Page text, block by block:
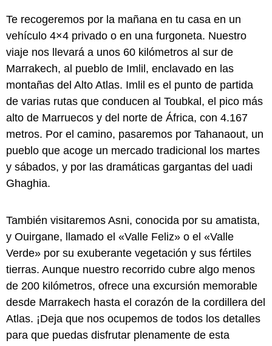
Te recogeremos por la mañana en tu casa en un
vehículo 4×4 privado o en una furgoneta. Nuestro
viaje nos llevará a unos 60 kilómetros al sur de
Marrakech, al pueblo de Imlil, enclavado en las
montañas del Alto Atlas. Imlil es el punto de partida
de varias rutas que conducen al Toubkal, el pico más
alto de Marruecos y del norte de África, con 4.167
metros. Por el camino, pasaremos por Tahanaout, un
pueblo que acoge un mercado tradicional los martes
y sábados, y por las dramáticas gargantas del uadi
Ghaghia.
También visitaremos Asni, conocida por su amatista,
y Ouirgane, llamado el «Valle Feliz» o el «Valle
Verde» por su exuberante vegetación y sus fértiles
tierras. Aunque nuestro recorrido cubre algo menos
de 200 kilómetros, ofrece una excursión memorable
desde Marrakech hasta el corazón de la cordillera del
Atlas. ¡Deja que nos ocupemos de todos los detalles
para que puedas disfrutar plenamente de esta